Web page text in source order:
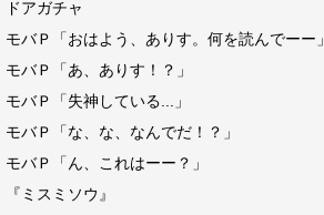
ドアガチャ
モバＰ「おはよう、ありす。何を読んでーー」
モバＰ「あ、ありす！？」
モバＰ「失神している...」
モバＰ「な、な、なんでだ！？」
モバＰ「ん、これはーー？」
『ミスミソウ』